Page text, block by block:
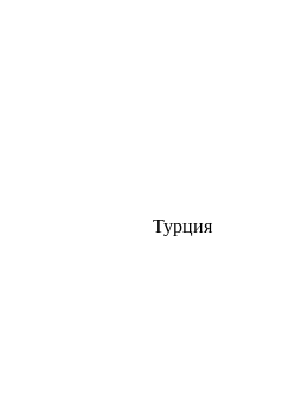
Турция